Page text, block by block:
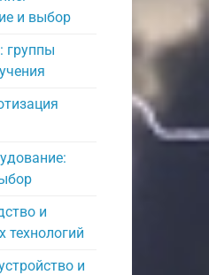
и выбор
группы
и
технологий
и